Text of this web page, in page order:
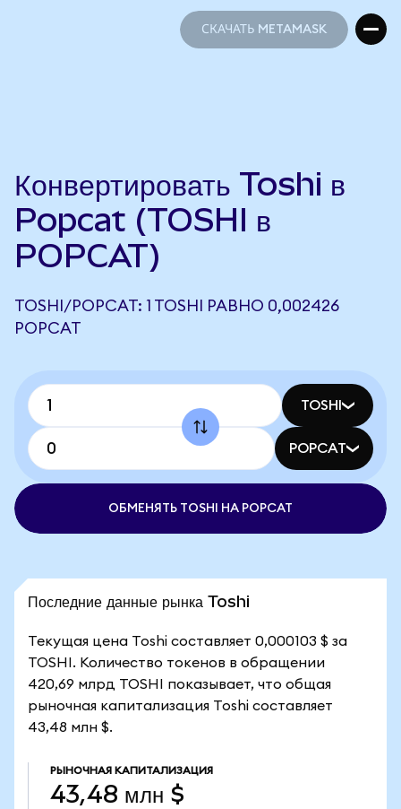
СКАЧАТЬ METAMASK
Конвертировать Toshi в
Popcat (TOSHI в
POPCAT)
TOSHI/POPCAT: 1 TOSHI РАВНО 0,002426
POPCAT
TOSHI
POPCAT
ОБМЕНЯТЬ TOSHI НА POPCAT
Последние данные рынка Toshi
Текущая цена Toshi составляет 0,000103 $ за
TOSHI. Количество токенов в обращении
420,69 млрд TOSHI показывает, что общая
рыночная капитализация Toshi составляет
43,48 млн $.
РЫНОЧНАЯ КАПИТАЛИЗАЦИЯ
43,48 млн $